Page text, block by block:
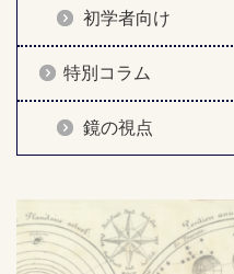
初学者向け
特別コラム
鏡の視点